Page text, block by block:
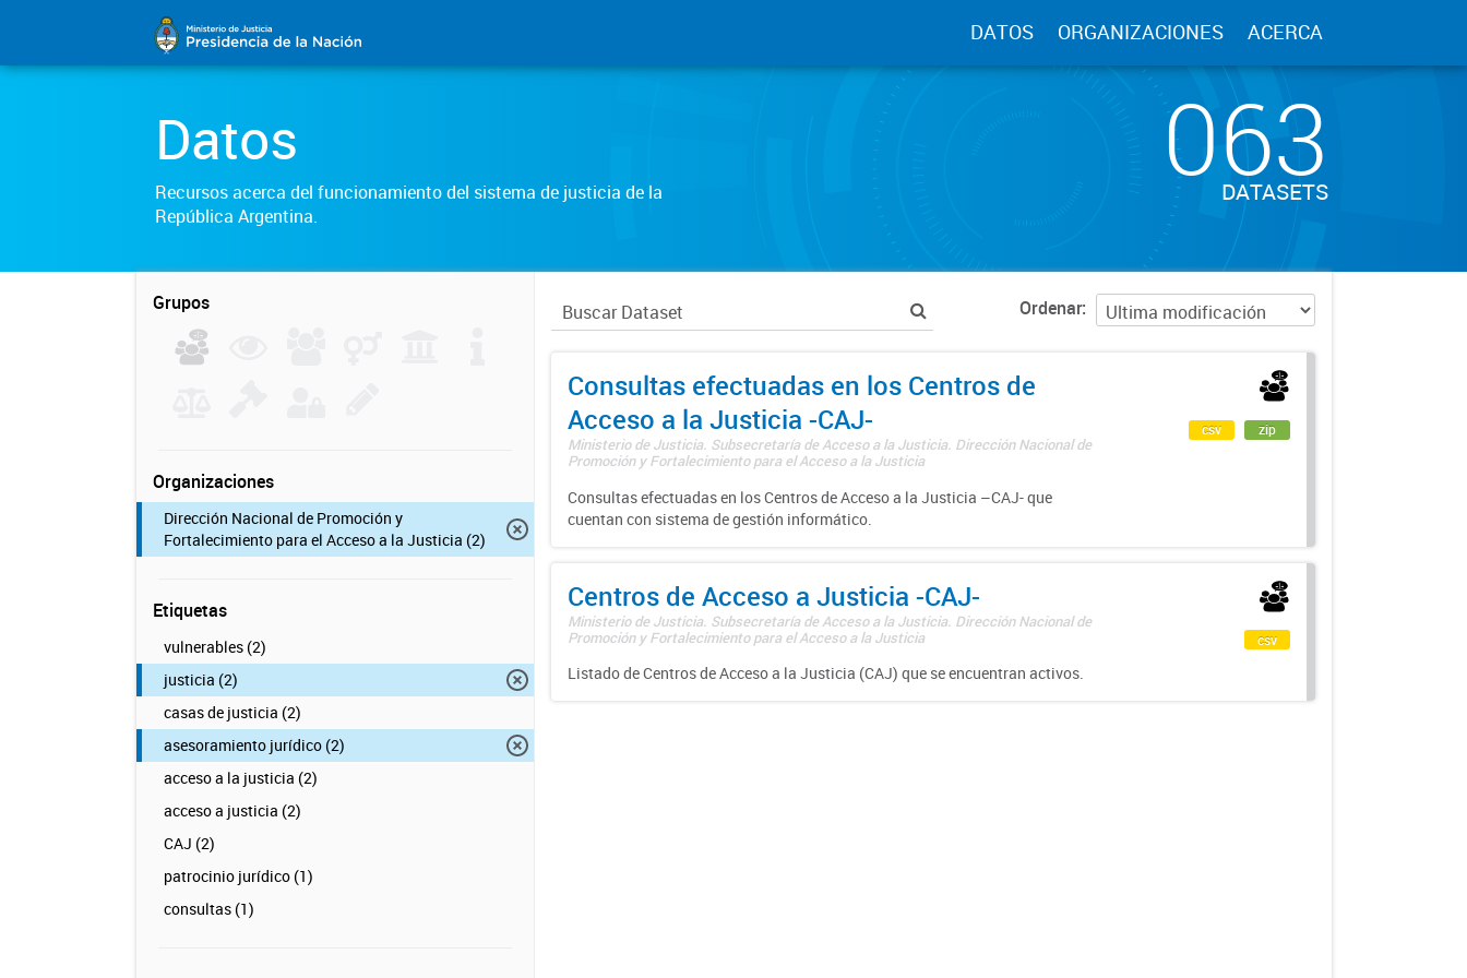
DATOS ORGANIZACIONES ACERCA
Datos
Recursos acerca del funcionamiento del sistema de justicia de la
República Argentina.
063
DATASETS
Grupos
Organizaciones
Dirección Nacional de Promoción y
Fortalecimiento para el Acceso a la Justicia (2)
Etiquetas
vulnerables (2)
justicia (2)
casas de justicia (2)
asesoramiento jurídico (2)
acceso a la justicia (2)
acceso a justicia (2)
CAJ (2)
patrocinio jurídico (1)
consultas (1)
Ordenar
Consultas efectuadas en los Centros de
Acceso a la Justicia -CAJ-
Ministerio de Justicia. Subsecretaría de Acceso a la Justicia. Dirección Nacional de
Promoción y Fortalecimiento para el Acceso a la Justicia
Consultas efectuadas en los Centros de Acceso a la Justicia –CAJ- que
cuentan con sistema de gestión informático.
csv zip
Centros de Acceso a Justicia -CAJ-
Ministerio de Justicia. Subsecretaría de Acceso a la Justicia. Dirección Nacional de
Promoción y Fortalecimiento para el Acceso a la Justicia
Listado de Centros de Acceso a la Justicia (CAJ) que se encuentran activos.
csv